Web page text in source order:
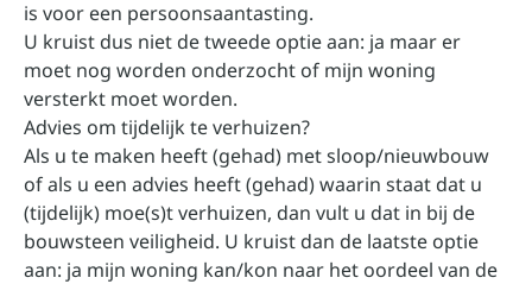
is voor een persoonsaantasting.
U kruist dus niet de tweede optie aan: ja maar er
moet nog worden onderzocht of mijn woning
versterkt moet worden.
Advies om tijdelijk te verhuizen?
Als u te maken heeft (gehad) met sloop/nieuwbouw
of als u een advies heeft (gehad) waarin staat dat u
(tijdelijk) moe(s)t verhuizen, dan vult u dat in bij de
bouwsteen veiligheid. U kruist dan de laatste optie
aan: ja mijn woning kan/kon naar het oordeel van de